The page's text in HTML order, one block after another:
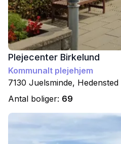
Plejecenter Birkelund
Kommunalt plejehjem
7130 Juelsminde, Hedensted
Antal boliger: 69